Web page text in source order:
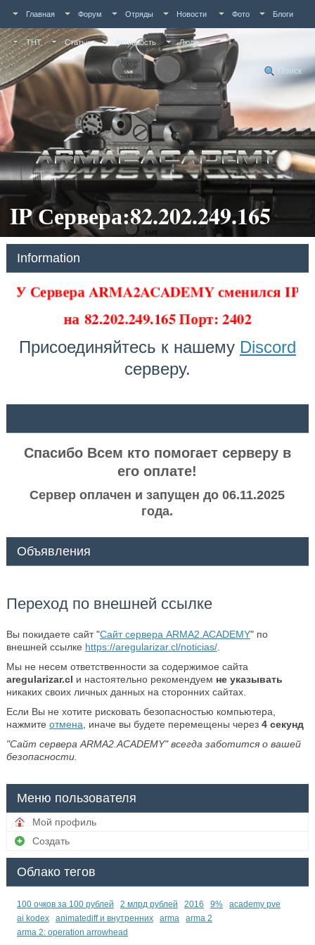
Главная Форум Отряды Новости Фото Блоги
ТНТ Статьи Активность Люди
Поиск
IP Сервера:82.202.249.165
Information
У Сервера ARMA2ACADEMY сменился IP
на 82.202.249.165 Порт: 2402
Присоединяйтесь к нашему Discord
серверу.
Спасибо Всем кто помогает серверу в
его оплате!
Сервер оплачен и запущен до 06.11.2025
года.
Объявления
Переход по внешней ссылке
Вы покидаете сайт "Сайт сервера ARMA2.ACADEMY" по
внешней ссылке https://aregularizar.cl/noticias/.
Мы не несем ответственности за содержимое сайта
aregularizar.cl и настоятельно рекомендуем не указывать
никаких своих личных данных на сторонних сайтах.
Если Вы не хотите рисковать безопасностью компьютера,
нажмите отмена , иначе вы будете перемещены через 4секунд
"Сайт сервера ARMA2.ACADEMY" всегда заботится о вашей
безопасности.
Меню пользователя
Мой профиль
Создать
Облако тегов
100 очков за 100 рублей 2 млрд рублей 2016 9%
academy pve
ai kodex
animatediff и внутренних arma
arma 2
arma 2: operation arrowhead